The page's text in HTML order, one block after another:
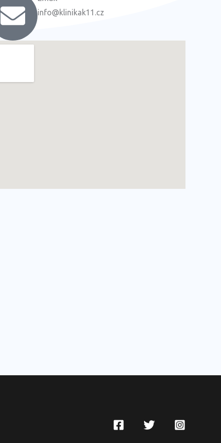
info@klinikak11.cz